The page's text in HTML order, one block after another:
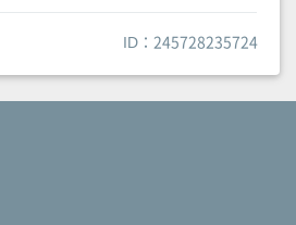
ID：245728235724